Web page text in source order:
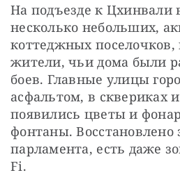
На подъезде к Цхинвали
несколько небольших,
коттеджных поселочков,
жители, чьи дома были
боев. Главные улицы
асфальтом, в сквериках
появились цветы и
фонтаны. Восстановлено
парламента, есть даже
Fi.